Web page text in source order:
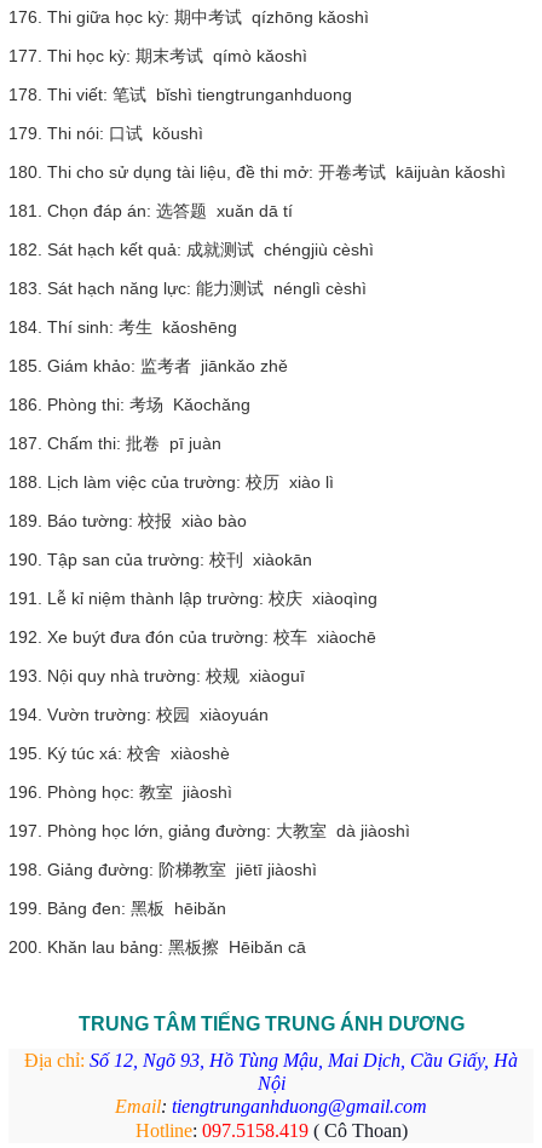
176. Thi giữa học kỳ: 期中考试 qízhōng kǎoshì
177. Thi học kỳ: 期末考试 qímò kǎoshì
178. Thi viết: 笔试 bǐshì tiengtrunganhduong
179. Thi nói: 口试 kǒushì
180. Thi cho sử dụng tài liệu, đề thi mở: 开卷考试 kāijuàn kǎoshì
181. Chọn đáp án: 选答题 xuǎn dā tí
182. Sát hạch kết quả: 成就测试 chéngjiù cèshì
183. Sát hạch năng lực: 能力测试 nénglì cèshì
184. Thí sinh: 考生 kǎoshēng
185. Giám khảo: 监考者 jiānkǎo zhě
186. Phòng thi: 考场 Kǎochǎng
187. Chấm thi: 批卷 pī juàn
188. Lịch làm việc của trường: 校历 xiào lì
189. Báo tường: 校报 xiào bào
190. Tập san của trường: 校刊 xiàokān
191. Lễ kỉ niệm thành lập trường: 校庆 xiàoqìng
192. Xe buýt đưa đón của trường: 校车 xiàochē
193. Nội quy nhà trường: 校规 xiàoguī
194. Vườn trường: 校园 xiàoyuán
195. Ký túc xá: 校舍 xiàoshè
196. Phòng học: 教室 jiàoshì
197. Phòng học lớn, giảng đường: 大教室 dà jiàoshì
198. Giảng đường: 阶梯教室 jiētī jiàoshì
199. Bảng đen: 黑板 hēibǎn
200. Khăn lau bảng: 黑板擦 Hēibǎn cā
TRUNG TÂM TIẾNG TRUNG ÁNH DƯƠNG
Địa chỉ: Số 12, Ngõ 93, Hồ Tùng Mậu, Mai Dịch, Cầu Giấy, Hà
Nội
Email: tiengtrunganhduong@gmail.com
Hotline: 097.5158.419 ( Cô Thoan)